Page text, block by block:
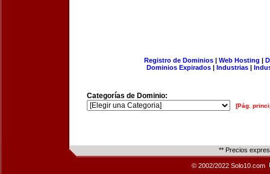
Registro de Dominios| Web Hosting |
Dominios Expirados | Industrias |
Categorías de Dominio:
[Pág.
** Precios
© 2002/2022 Solo10.com